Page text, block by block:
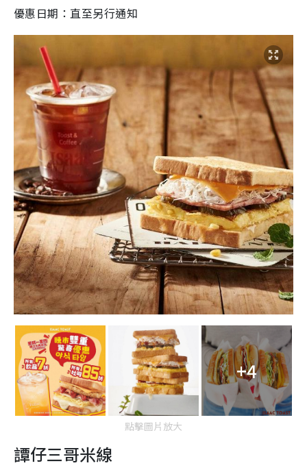
優惠日期：直至另行通知
+4
點擊圖片放大
譚仔三哥米線